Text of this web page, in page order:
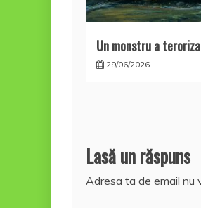
Un monstru a
29/06/2026
Lasă un răspuns
Adresa ta de email nu